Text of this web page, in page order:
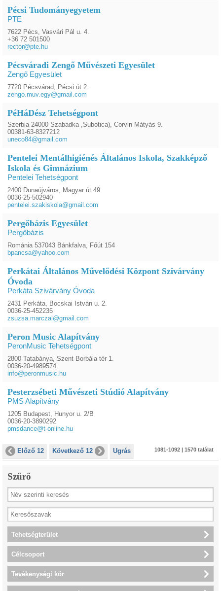
Pécsi Tudományegyetem
PTE
7622 Pécs, Vasvári Pál u. 4.
+36 72 501500
rector@pte.hu
Pécsváradi Zengő Művészeti Egyesület
Zengő Egyesület
7720 Pécsvárad, Pécsi út 2.
zengo.muv.egy@gmail.com
PéHáDész Tehetségpont
Szerbia 24000 Szabadka ,Subotica), Corvin Mátyás 9.
00381-63-8327212
uneco84@gmail.com
Pentelei Mentálhigiénés Általános Iskola, Szakképző
Iskola és Gimnázium
Pentelei Tehetségpont
2400 Dunaújváros, Magyar út 49.
0036-25-502940
pentelei.szakiskola@gmail.com
Pergőbázis Egyesület
Pergőbázis
Románia 537043 Bánkfalva, Főút 154
bpancsa@yahoo.com
Perkátai Általános Művelődési Központ Szivárvány
Óvoda
Perkáta Szivárvány Óvoda
2431 Perkáta, Bocskai István u. 2.
0036-25-452235
zsuzsa.marczal@gmail.com
Peron Music Alapítvány
PeronMusic Tehetségpont
2800 Tatabánya, Szent Borbála tér 1.
0036-20-4989574
info@peronmusic.hu
Pesterzsébeti Művészeti Stúdió Alapítvány
PMS Alapítvány
1205 Budapest, Hunyor u. 2/B
0036-20-3890292
pmsdance@t-online.hu
Előző 12 Következő 12 Ugrás 1081-1092 | 1570 találat
Szűrő
Tehetségterület
Célcsoport
Tevékenységi kör